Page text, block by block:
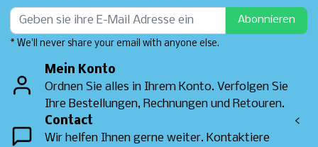
Abonnieren
* We'll never share your email with anyone else.
Mein Konto
Ordnen Sie alles in Ihrem Konto. Verfolgen Sie
Ihre Bestellungen, Rechnungen und Retouren.
Contact
Wir helfen Ihnen gerne weiter. Kontaktiere
<